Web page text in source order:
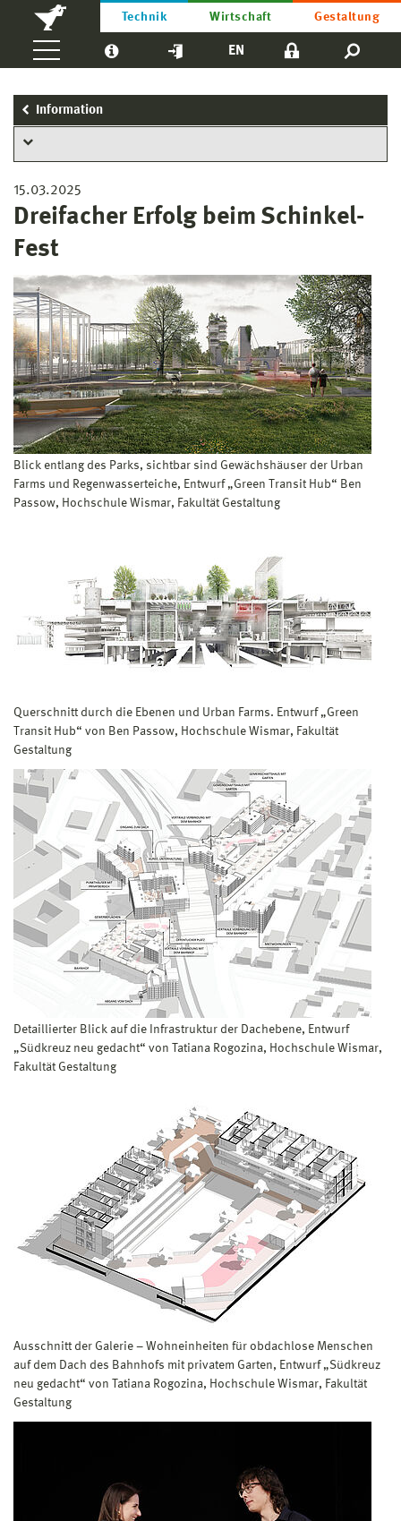
Technik Wirtschaft Gestaltung
EN
Information
15.03.2025
Dreifacher Erfolg beim Schinkel-
Fest
Blick entlang des Parks, sichtbar sind Gewächshäuser der Urban
Farms und Regenwasserteiche, Entwurf „Green Transit Hub“ Ben
Passow, Hochschule Wismar, Fakultät Gestaltung
Querschnitt durch die Ebenen und Urban Farms. Entwurf „Green
Transit Hub“ von Ben Passow, Hochschule Wismar, Fakultät
Gestaltung
Detaillierter Blick auf die Infrastruktur der Dachebene, Entwurf
„Südkreuz neu gedacht“ von Tatiana Rogozina, Hochschule Wismar,
Fakultät Gestaltung
Ausschnitt der Galerie – Wohneinheiten für obdachlose Menschen
auf dem Dach des Bahnhofs mit privatem Garten, Entwurf „Südkreuz
neu gedacht“ von Tatiana Rogozina, Hochschule Wismar, Fakultät
Gestaltung